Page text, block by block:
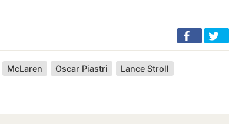
McLaren Oscar Piastri Lance Stroll